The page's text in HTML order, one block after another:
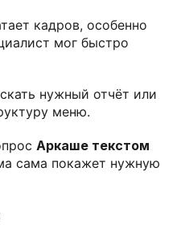
кадров, особенно
мог быстро
нужный отчёт или
меню.
Аркаше текстом
сама покажет нужную